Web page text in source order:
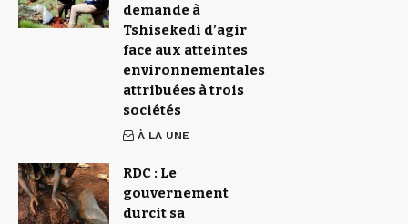
demande à
Tshisekedi d’agir
face aux atteintes
environnementales
attribuées à trois
sociétés
À LA UNE
RDC : Le
gouvernement
durcit sa